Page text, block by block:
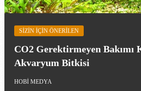
SIZIN IÇIN ÖNERILEN
CO2 Gerektirmeyen Bakımı
Akvaryum Bitkisi
HOBI MEDYA